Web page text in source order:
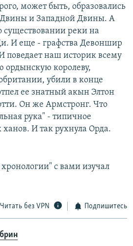
может быть, образовались
и Западной Двины. А
существовании реки на
И еще - графства Девоншир
поведает наш историк всему
ордынскую королеву,
убили в конце
ее знатный акын Элтон
Он же Армстронг. Что
рука" - типичное
И так рухнула Орда.
с вами изучал
Читать без VPN Подпишитесь